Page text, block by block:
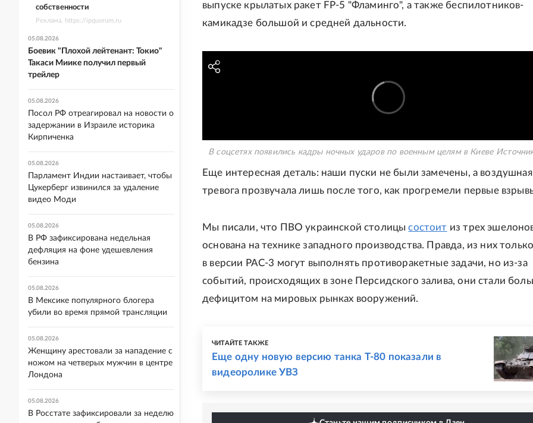
выпуске крылатых ракет FP-5 "Фламинго", а также беспилотников-
камикадзе большой и средней дальности.
В соцсетях появились кадры ночных ударов по военным целям в Киеве
Еще интересная деталь: наши пуски не были замечены, а воздушная
тревога прозвучала лишь после того, как прогремели первые
Мы писали, что ПВО украинской столицысостоит из трех
основана на технике западного производства. Правда, из них
в версии PAC-3 могут выполнять противоракетные задачи, но из-за
событий, происходящих в зоне Персидского залива, они стали
дефицитом на мировых рынках вооружений.
ЧИТАЙТЕ ТАКЖЕ
Еще одну новую версию танка Т-80 показали в
видеоролике УВЗ
собственности
Реклама. https://ipquorum.ru
05.08.2026
Боевик "Плохой лейтенант: Токио"
Такаси Миике получил первый
трейлер
05.08.2026
Посол РФ отреагировал на новости о
задержании в Израиле историка
Кирпиченка
05.08.2026
Парламент Индии настаивает, чтобы
Цукерберг извинился за удаление
видео Моди
05.08.2026
В РФ зафиксирована недельная
дефляция на фоне удешевления
бензина
05.08.2026
В Мексике популярного блогера
убили во время прямой трансляции
05.08.2026
Женщину арестовали за нападение с
ножом на четверых мужчин в центре
Лондона
05.08.2026
В Росстате зафиксировали за неделю